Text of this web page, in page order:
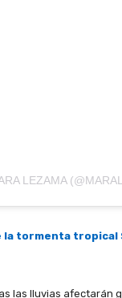
la tormenta tropical
las lluvias afectarán